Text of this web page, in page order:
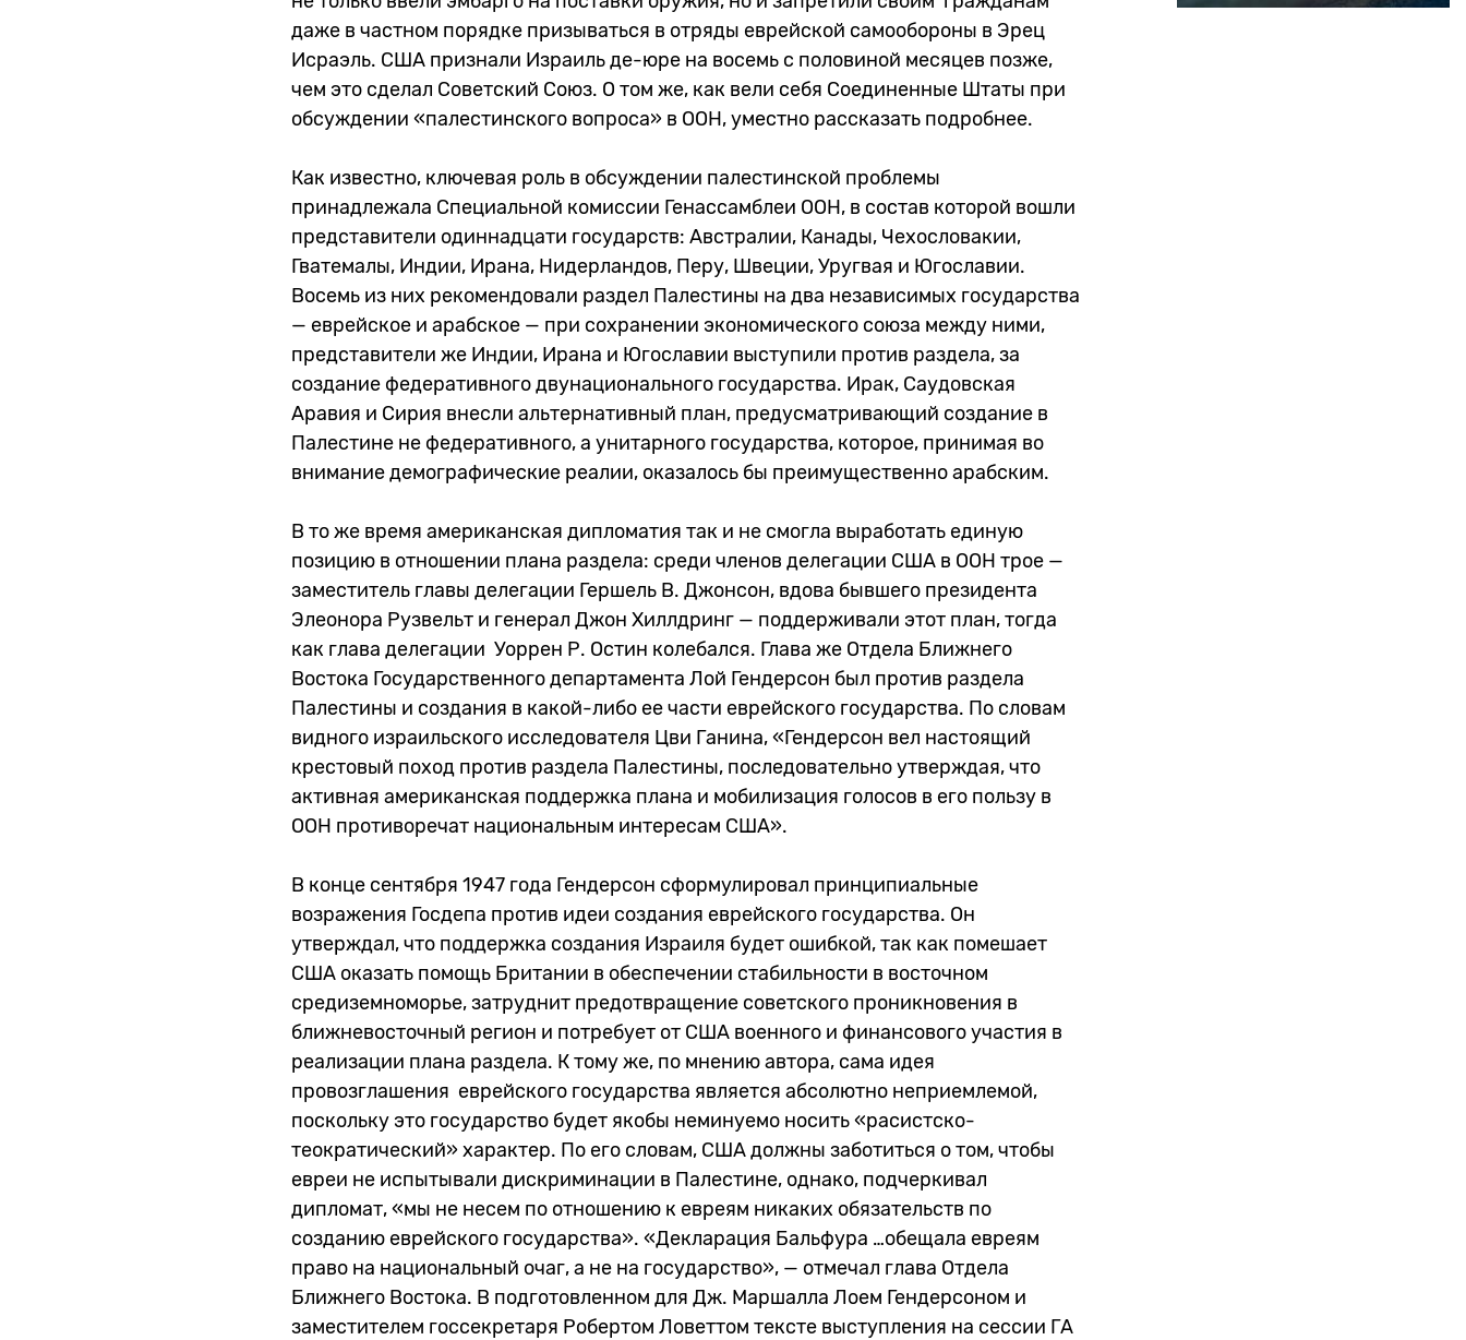
даже в частном порядке призываться в отряды еврейской самообороны в Эрец
Исраэль. США признали Израиль де-юре на восемь с половиной месяцев позже,
чем это сделал Советский Союз. О том же, как вели себя Соединенные Штаты при
обсуждении «палестинского вопроса» в ООН, уместно рассказать подробнее.
Как известно, ключевая роль в обсуждении палестинской проблемы
принадлежала Специальной комиссии Генассамблеи ООН, в состав которой вошли
представители одиннадцати государств: Австралии, Канады, Чехословакии,
Гватемалы, Индии, Ирана, Нидерландов, Перу, Швеции, Уругвая и Югославии.
Восемь из них рекомендовали раздел Палестины на два независимых государства
— еврейское и арабское — при сохранении экономического союза между ними,
представители же Индии, Ирана и Югославии выступили против раздела, за
создание федеративного двунационального государства. Ирак, Саудовская
Аравия и Сирия внесли альтернативный план, предусматривающий создание в
Палестине не федеративного, а унитарного государства, которое, принимая во
внимание демографические реалии, оказалось бы преимущественно арабским.
В то же время американская дипломатия так и не смогла выработать единую
позицию в отношении плана раздела: среди членов делегации США в ООН трое —
заместитель главы делегации Гершель В. Джонсон, вдова бывшего президента
Элеонора Рузвельт и генерал Джон Хиллдринг — поддерживали этот план, тогда
как глава делегации Уоррен Р. Остин колебался. Глава же Отдела Ближнего
Востока Государственного департамента Лой Гендерсон был против раздела
Палестины и создания в какой-либо ее части еврейского государства. По словам
видного израильского исследователя Цви Ганина, «Гендерсон вел настоящий
крестовый поход против раздела Палестины, последовательно утверждая, что
активная американская поддержка плана и мобилизация голосов в его пользу в
ООН противоречат национальным интересам США».
В конце сентября 1947 года Гендерсон сформулировал принципиальные
возражения Госдепа против идеи создания еврейского государства. Он
утверждал, что поддержка создания Израиля будет ошибкой, так как помешает
США оказать помощь Британии в обеспечении стабильности в восточном
средиземноморье, затруднит предотвращение советского проникновения в
ближневосточный регион и потребует от США военного и финансового участия в
реализации плана раздела. К тому же, по мнению автора, сама идея
провозглашения еврейского государства является абсолютно неприемлемой,
поскольку это государство будет якобы неминуемо носить «расистско-
теократический» характер. По его словам, США должны заботиться о том, чтобы
евреи не испытывали дискриминации в Палестине, однако, подчеркивал
дипломат, «мы не несем по отношению к евреям никаких обязательств по
созданию еврейского государства». «Декларация Бальфура …обещала евреям
право на национальный очаг, а не на государство», — отмечал глава Отдела
Ближнего Востока. В подготовленном для Дж. Маршалла Лоем Гендерсоном и
заместителем госсекретаря Робертом Ловеттом тексте выступления на сессии ГА